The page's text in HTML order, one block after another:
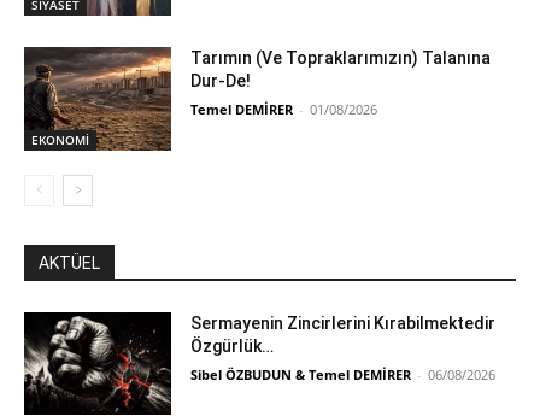
SİYASET
EKONOMİ
Tarımın (Ve Topraklarımızın) Talanına
Dur-De!
Temel DEMİRER - 01/08/2026
AKTÜEL
Sermayenin Zincirlerini Kırabilmektedir
Özgürlük…
Sibel ÖZBUDUN & Temel DEMİRER - 06/08/2026